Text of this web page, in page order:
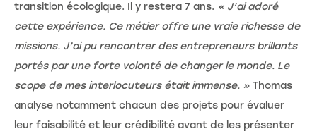
transition écologique. Il y restera 7 ans. « J’ai adoré
cette expérience. Ce métier offre une vraie richesse de
missions. J’ai pu rencontrer des entrepreneurs brillants
portés par une forte volonté de changer le monde. Le
scope de mes interlocuteurs était immense. » Thomas
analyse notamment chacun des projets pour évaluer
leur faisabilité et leur crédibilité avant de les présenter